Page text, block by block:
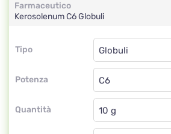
Farmaceutico
KerosolenumC6Globuli
Tipo
Tipo
Potenza
Globuli
C6
Quantità
Globuli